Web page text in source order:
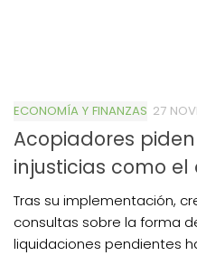
ECONOMÍA Y FINANZAS 27
Acopiadores
injusticias como
Tras su implementación,
consultas sobre la forma
liquidaciones pendientes